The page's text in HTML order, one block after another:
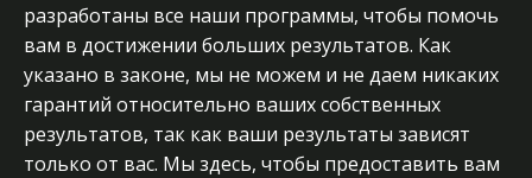
разработаны все наши программы, чтобы помочь
вам в достижении больших результатов. Как
указано в законе, мы не можем и не даем никаких
гарантий относительно ваших собственных
результатов, так как ваши результаты зависят
только от вас. Мы здесь, чтобы предоставить вам